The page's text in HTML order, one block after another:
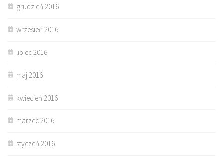
grudzień 2016
wrzesień 2016
lipiec 2016
maj 2016
kwiecień 2016
marzec 2016
styczeń 2016